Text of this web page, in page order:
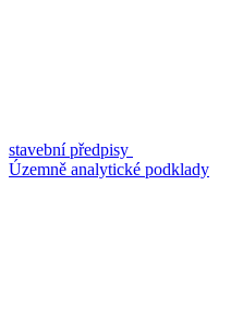
stavební předpisy
Územně analytické podklady